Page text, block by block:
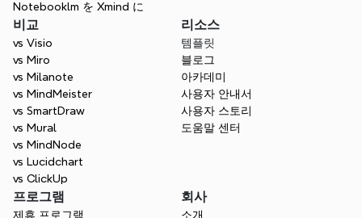
Notebooklm を Xmind に
비교
vs Visio
vs Miro
vs Milanote
vs MindMeister
vs SmartDraw
vs Mural
vs MindNode
vs Lucidchart
vs ClickUp
리소스
템플릿
블로그
아카데미
사용자 안내서
사용자 스토리
도움말 센터
프로그램
제휴 프로그램
회사
소개